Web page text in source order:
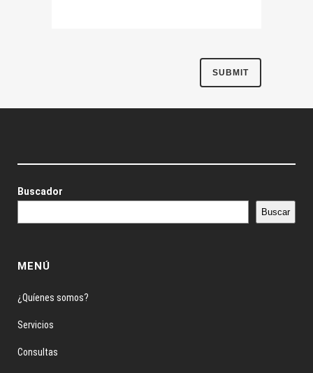
Buscador
Buscar
MENÚ
¿Quíenes somos?
Servicios
Consultas